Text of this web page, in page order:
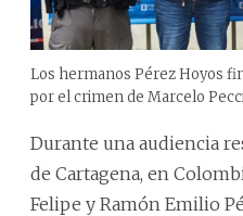
Los hermanos Pérez Hoyos
por el crimen de Marcelo
Durante una audiencia
de Cartagena, en
Felipe y Ramón Emilio